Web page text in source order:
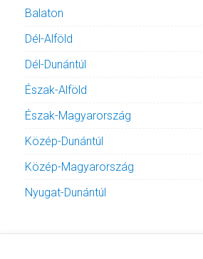
Balaton
Dél-Alföld
Dél-Dunántúl
Észak-Alföld
Észak-Magyarország
Közép-Dunántúl
Közép-Magyarország
Nyugat-Dunántúl